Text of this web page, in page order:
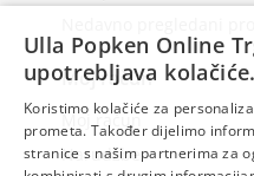
Moj račun
Moj račun
Narudžbe
Ulla Popken Online
upotrebljava kolačiće.
Koristimo kolačiće za
prometa. Također dijelimo
stranice s našim partnerima za